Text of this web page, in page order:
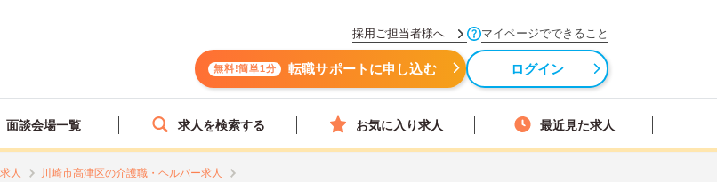
採用ご担当者様へ マイページでできること
無料!簡単1分 転職サポートに申し込む ログイン
面談会場一覧 求人を検索する お気に入り求人 最近見た求人
人
川崎市高津区の介護職・ヘルパー求人